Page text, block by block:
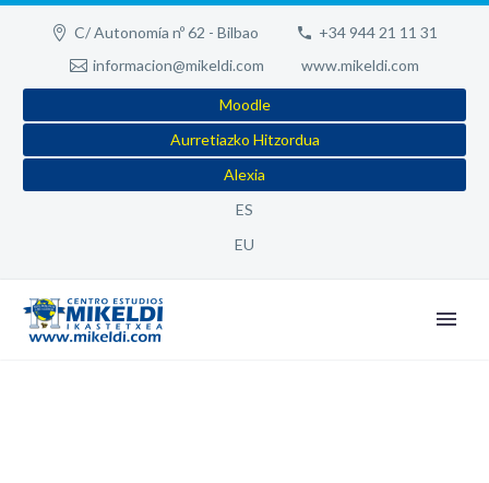
C/ Autonomía nº 62 - Bilbao
+34 944 21 11 31
informacion@mikeldi.com
www.mikeldi.com
Moodle
Aurretiazko Hitzordua
Alexia
ES
EU